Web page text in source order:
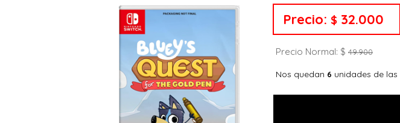
Precio: $ 32.000
Precio Normal: $ 49.900
Nos quedan 6 unidades de las